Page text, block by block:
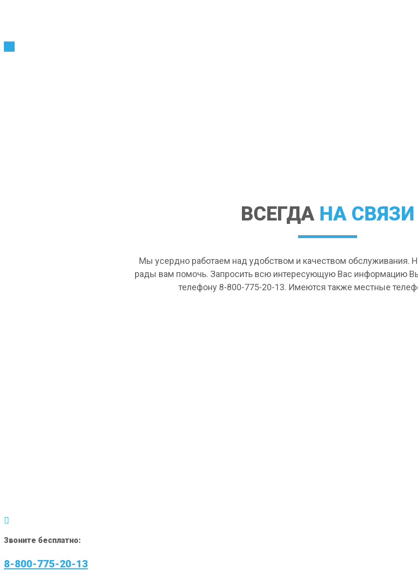
ВСЕГДА НА СВЯЗИ
Мы усердно работаем над удобством и качеством обслуживания.
рады вам помочь. Запросить всю интересующую Вас информацию
телефону 8-800-775-20-13. Имеются также местные
Звоните бесплатно:
8-800-775-20-13